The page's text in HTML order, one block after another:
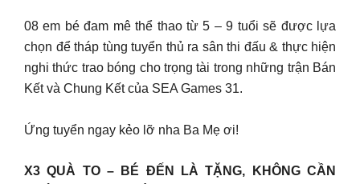
08 em bé đam mê thể thao từ 5 – 9 tuổi sẽ được lựa
chọn để tháp tùng tuyển thủ ra sân thi đấu & thực hiện
nghi thức trao bóng cho trọng tài trong những trận Bán
Kết và Chung Kết của SEA Games 31.
Ứng tuyển ngay kẻo lỡ nha Ba Mẹ ơi!
X3 QUÀ TO – BÉ ĐẾN LÀ TẶNG, KHÔNG CẦN